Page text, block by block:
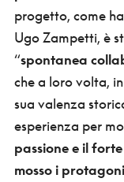
progetto, come
Ugo Zampetti, è
“spontanea
che a loro volta,
sua valenza
esperienza per
passione e il
mosso i